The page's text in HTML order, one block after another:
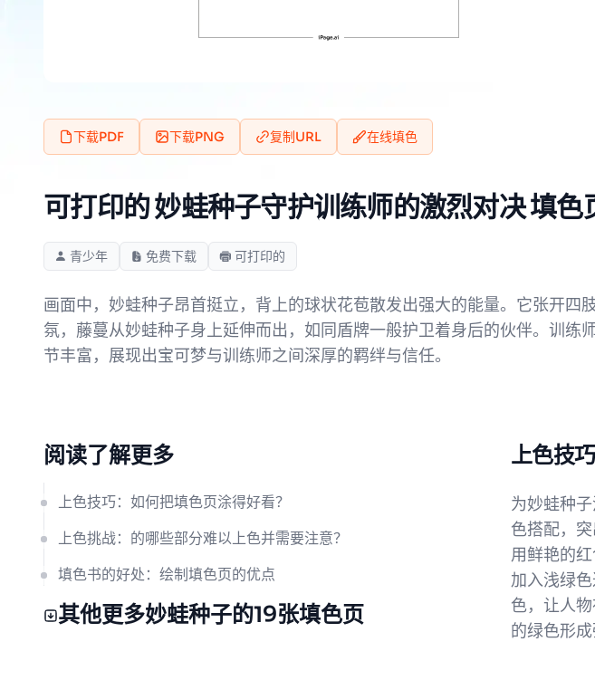
下载PDF 下载PNG 复制URL 在线填色
可打印的 妙蛙种子守护训练师的激烈对决 填色
青少年 免费下载 可打印的
画面中，妙蛙种子昂首挺立，背上的球状花苞散发出强大的能量。它张开
氛，藤蔓从妙蛙种子身上延伸而出，如同盾牌一般护卫着身后的伙伴。训
节丰富，展现出宝可梦与训练师之间深厚的羁绊与信任。
阅读了解更多
上色技巧：如何把填色页涂得好看？
上色挑战：的哪些部分难以上色并需要注意？
填色书的好处：绘制填色页的优点
其他更多妙蛙种子的19张填色页
上色技
为妙蛙种
色搭配，
用鲜艳的
加入浅绿
色，让人
的绿色形